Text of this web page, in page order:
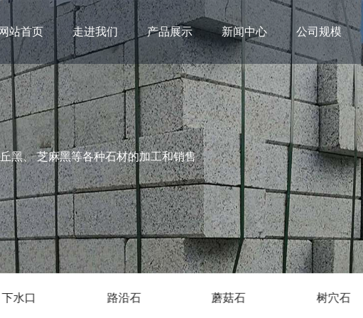
网站首页 走进我们 产品展示 新闻中心 公司规模
黑、 芝麻黑等各种石材的加工和销售
路沿石 蘑菇石 树穴石 鲁灰板材